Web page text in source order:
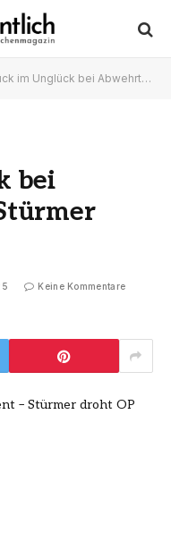
im Unglück bei Abwehrtalent – Stürmer droht OP
bei
Keine Kommentare